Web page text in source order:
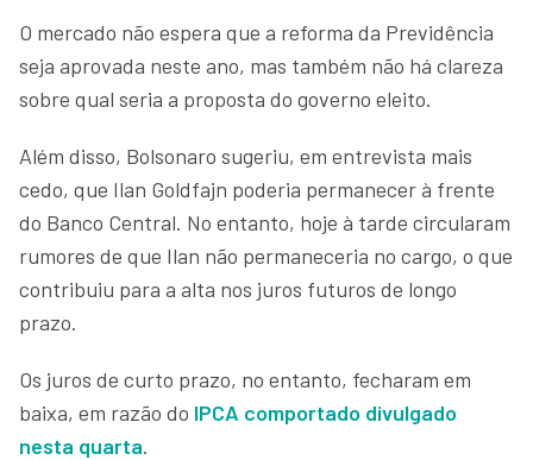
O mercado não espera que a reforma da Previdência
seja aprovada neste ano, mas também não há clareza
sobre qual seria a proposta do governo eleito.
Além disso, Bolsonaro sugeriu, em entrevista mais
cedo, que Ilan Goldfajn poderia permanecer à frente
do Banco Central. No entanto, hoje à tarde circularam
rumores de que Ilan não permaneceria no cargo, o que
contribuiu para a alta nos juros futuros de longo
prazo.
Os juros de curto prazo, no entanto, fecharam em
baixa, em razão do IPCA comportado divulgado
nesta quarta.